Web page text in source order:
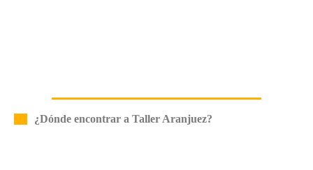
¿Dónde encontrar a Taller Aranjuez?